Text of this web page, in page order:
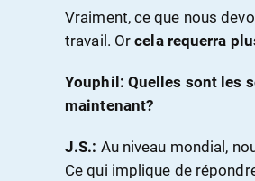
Vraiment, ce que nous
travail. Or cela requerra
Youphil: Quelles sont les
maintenant?
J.S.: Au niveau mondial,
Ce qui implique de